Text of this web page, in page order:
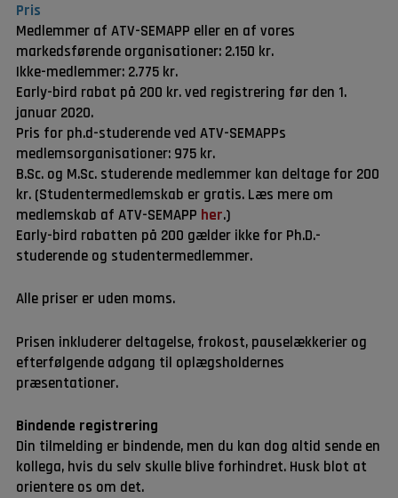
Pris
Medlemmer af ATV-SEMAPP eller en af vores
markedsførende organisationer: 2.150 kr.
Ikke-medlemmer: 2.775 kr.
Early-bird rabat på 200 kr. ved registrering før den 1.
januar 2020.
Pris for ph.d-studerende ved ATV-SEMAPPs
medlemsorganisationer: 975 kr.
B.Sc. og M.Sc. studerende medlemmer kan deltage for 200
kr. (Studentermedlemskab er gratis. Læs mere om
medlemskab af ATV-SEMAPP her.)
Early-bird rabatten på 200 gælder ikke for Ph.D.-
studerende og studentermedlemmer.
Alle priser er uden moms.
Prisen inkluderer deltagelse, frokost, pauselækkerier og
efterfølgende adgang til oplægsholdernes
præsentationer.
Bindende registrering
Din tilmelding er bindende, men du kan dog altid sende en
kollega, hvis du selv skulle blive forhindret. Husk blot at
orientere os om det.